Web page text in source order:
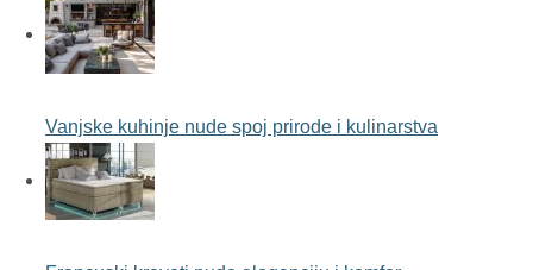
Vanjske kuhinje nude spoj prirode i kulinarstva